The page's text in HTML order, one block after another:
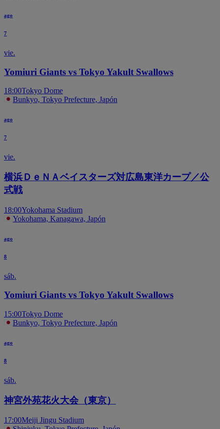
ago
7
vie.
Yomiuri Giants vs Tokyo Yakult Swallows
18:00Tokyo Dome
Bunkyo, Tokyo Prefecture, Japón
ago
7
vie.
横浜ＤｅＮＡベイスターズ対広島東洋カープ／公
式戦
18:00Yokohama Stadium
Yokohama, Kanagawa, Japón
ago
8
sáb.
Yomiuri Giants vs Tokyo Yakult Swallows
15:00Tokyo Dome
Bunkyo, Tokyo Prefecture, Japón
ago
8
sáb.
神宮外苑花火大会（東京）
17:00Meiji Jingu Stadium